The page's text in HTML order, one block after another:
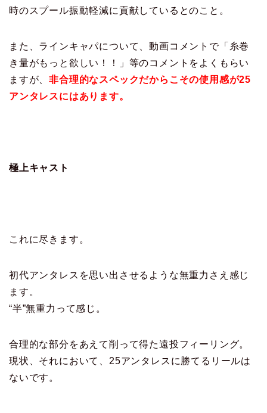
時のスプール振動軽減に貢献しているとのこと。
また、ラインキャパについて、動画コメントで「糸巻
き量がもっと欲しい！！」等のコメントをよくもらい
ますが、非合理的なスペックだからこその使用感が25
アンタレスにはあります。
極上キャスト
これに尽きます。
初代アンタレスを思い出させるような無重力さえ感じ
ます。
“半”無重力って感じ。
合理的な部分をあえて削って得た遠投フィーリング。
現状、それにおいて、25アンタレスに勝てるリールは
ないです。